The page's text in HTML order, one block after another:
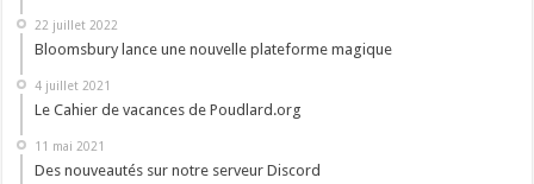
22 juillet 2022
Bloomsbury lance une nouvelle plateforme magique
4 juillet 2021
Le Cahier de vacances de Poudlard.org
11 mai 2021
Des nouveautés sur notre serveur Discord